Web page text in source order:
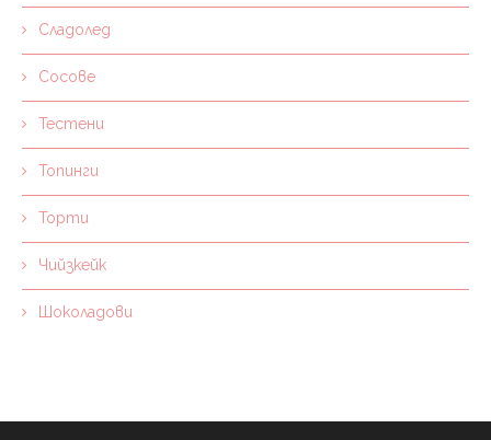
Сладолед
Сосове
Тестени
Топинги
Торти
Чийзкейк
Шоколадови